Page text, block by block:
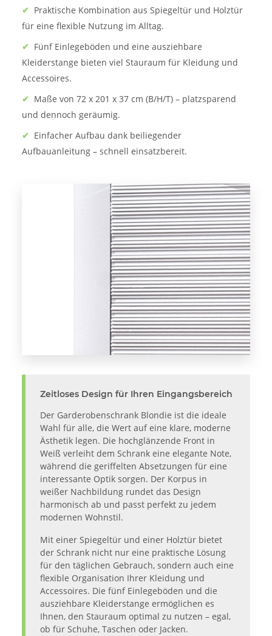
✔ Praktische Kombination aus Spiegeltür und Holztür
für eine flexible Nutzung im Alltag.
✔ Fünf Einlegeböden und eine ausziehbare
Kleiderstange bieten viel Stauraum für Kleidung und
Accessoires.
✔ Maße von 72 x 201 x 37 cm (B/H/T) – platzsparend
und dennoch geräumig.
✔ Einfacher Aufbau dank beiliegender
Aufbauanleitung – schnell einsatzbereit.
Zeitloses Design für Ihren Eingangsbereich
Der Garderobenschrank Blondie ist die ideale
Wahl für alle, die Wert auf eine klare, moderne
Ästhetik legen. Die hochglänzende Front in
Weiß verleiht dem Schrank eine elegante Note,
während die geriffelten Absetzungen für eine
interessante Optik sorgen. Der Korpus in
weißer Nachbildung rundet das Design
harmonisch ab und passt perfekt zu jedem
modernen Wohnstil.
Mit einer Spiegeltür und einer Holztür bietet
der Schrank nicht nur eine praktische Lösung
für den täglichen Gebrauch, sondern auch eine
flexible Organisation Ihrer Kleidung und
Accessoires. Die fünf Einlegeböden und die
ausziehbare Kleiderstange ermöglichen es
Ihnen, den Stauraum optimal zu nutzen – egal,
ob für Schuhe, Taschen oder Jacken.